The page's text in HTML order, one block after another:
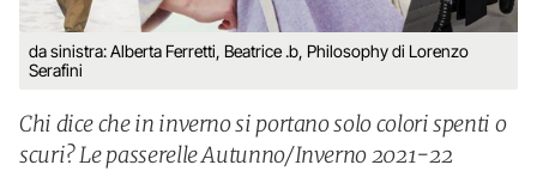
da sinistra: Alberta Ferretti, Beatrice .b, Philosophy di Lorenzo
Serafini
Chi dice che in inverno si portano solo colori spenti o
scuri? Le passerelle Autunno/Inverno 2021-22